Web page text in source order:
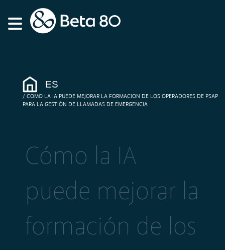
ES
COMO LA IA PUEDE MEJORAR LA FORMACION DE LOS OPERADORES DE PSAP
PARA LA GESTIÓN DE LLAMADAS DE EMERGENCIA
Cómo la IA
puede mejorar la
formación de los